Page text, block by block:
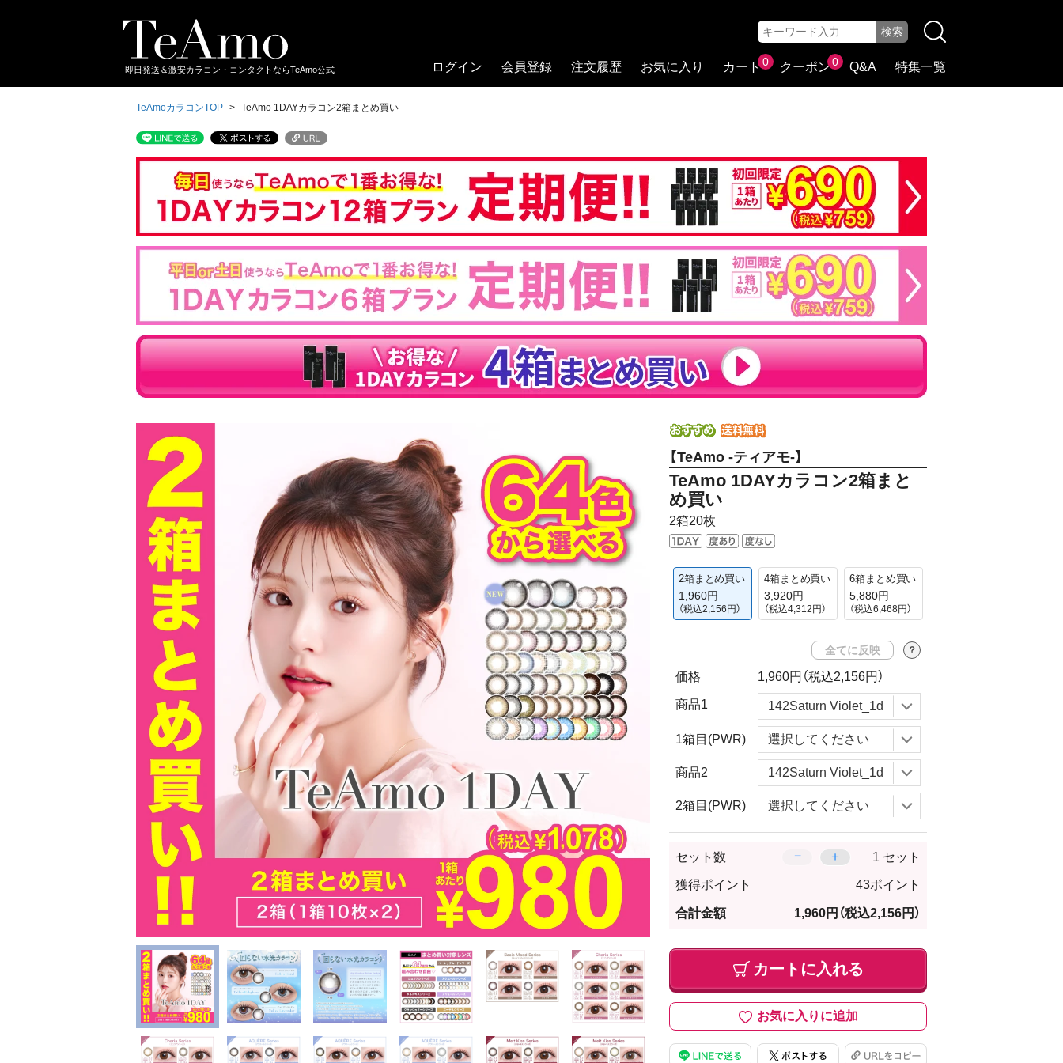
即日発送＆激安カラコン・コンタクトならTeAmo公式
TeAmoカラコンTOP TeAmo 1DAYカラコン2箱まとめ買い
【TeAmo -ティアモ-】
TeAmo 1DAYカラコン2箱まと
め買い
2箱20枚
2箱まとめ買い
1,960円
（税込2,156円）
4箱まとめ買い
3,920円
（税込4,312円）
6箱まとめ買い
5,880円
（税込6,468円）
全てに反映 ？
価格 1,960円 （税込2,156円）
商品1
1箱目(PWR)
商品2
2箱目(PWR)
セット数 − ＋ セット
獲得ポイント 43ポイント
合計金額 1,960円 （税込2,156円）
カートに入れる
お気に入りに追加
ログイン 会員登録 注文履歴 お気に入り カート0 クーポン0 Q&A 特集一覧